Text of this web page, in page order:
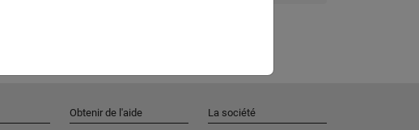
Obtenir de l'aide La société